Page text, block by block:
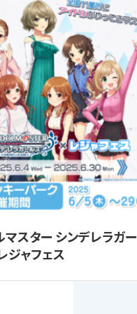
マスター シンデレラガー
ジャフェス